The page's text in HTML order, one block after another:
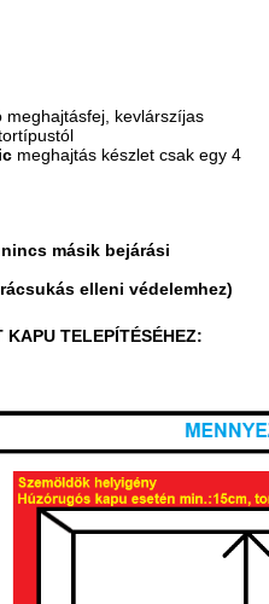
kevlárszíjas
meghajtás készlet csak egy 4
másik bejárási
elleni védelemhez)
KAPU TELEPÍTÉSÉHEZ: